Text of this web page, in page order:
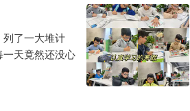
了一大堆计
天竟然还没心